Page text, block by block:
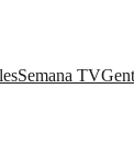
Semana TV